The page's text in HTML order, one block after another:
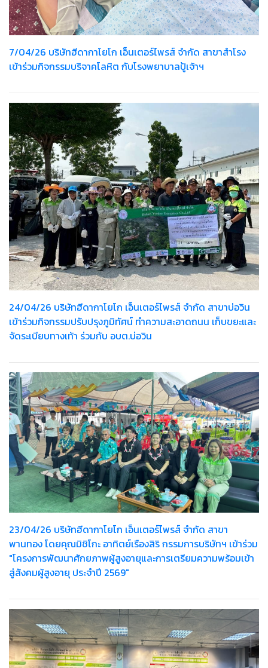
7/04/26 บริษัทฮีดากาโยโก เอ็นเตอร์ไพรส์ จำกัด สาขาสำโรง
เข้าร่วมกิจกรรมบริจาคโลหิต กับโรงพยาบาลปู้เจ้าฯ
24/04/26 บริษัทฮีดากาโยโก เอ็นเตอร์ไพรส์ จำกัด สาขาบ่อวิน
เข้าร่วมกิจกรรมปรับปรุงภูมิทัศน์ ทำความสะอาดถนน เก็บขยะและ
จัดระเบียบทางเท้า ร่วมกับ อบต.บ่อวิน
23/04/26 บริษัทฮีดากาโยโก เอ็นเตอร์ไพรส์ จำกัด สาขา
พานทอง โดยคุณมิชิโกะ อาทิตย์เรืองสิริ กรรมการบริษัทฯ เข้าร่วม
"โครงการพัฒนาศักยภาพผู้สูงอายุและการเตรียมความพร้อมเข้า
สู่สังคมผู้สูงอายุ ประจำปี 2569"